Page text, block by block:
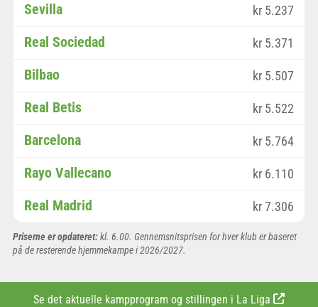
Sevilla kr 5.237
Real Sociedad kr 5.371
Bilbao kr 5.507
Real Betis kr 5.522
Barcelona kr 5.764
Rayo Vallecano kr 6.110
Real Madrid kr 7.306
Priserne er opdateret:kl. 6.00. Gennemsnitsprisen for hver klub er baseret
på de resterende hjemmekampe i 2026/2027.
Se det aktuelle kampprogram og stillingen i La Liga